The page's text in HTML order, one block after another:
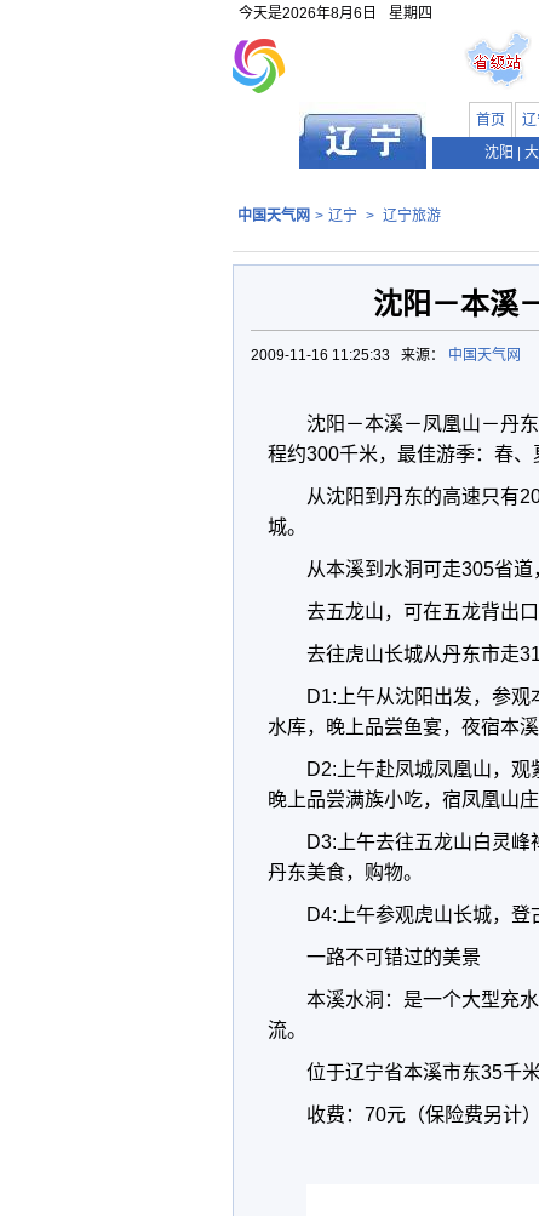
今天是2026年8月6日 星期四
首页 辽
沈阳
中国天气网 > 辽宁 > 辽宁旅游
沈阳－本溪
2009-11-16 11:25:33 来源： 中国天气网
沈阳－本溪－凤凰山－丹
程约300千米，最佳游季：春
从沈阳到丹东的高速只有
城。
从本溪到水洞可走305省
去五龙山，可在五龙背出口
去往虎山长城从丹东市走
D1:上午从沈阳出发，参
水库，晚上品尝鱼宴，夜宿本溪
D2:上午赴凤城凤凰山，观
晚上品尝满族小吃，宿凤凰山庄
D3:上午去往五龙山白灵
丹东美食，购物。
D4:上午参观虎山长城，登
一路不可错过的美景
本溪水洞：是一个大型充
流。
位于辽宁省本溪市东35千米
收费：70元（保险费另计）